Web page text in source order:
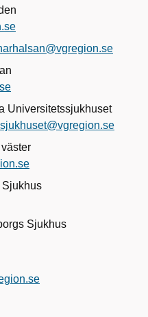
Universitetssjukhuset
Sjukhus
Sjukhus